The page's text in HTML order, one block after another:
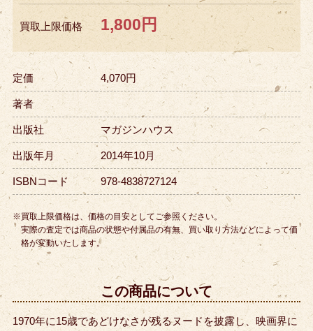
買取上限価格 1,800円
定価 4,070円
著者
出版社 マガジンハウス
出版年月 2014年10月
ISBNコード 978-4838727124
※買取上限価格は、価格の目安としてご参照ください。
実際の査定では商品の状態や付属品の有無、買い取り方法などによって価
格が変動いたします。
この商品について
1970年に15歳であどけなさが残るヌードを披露し、映画界に